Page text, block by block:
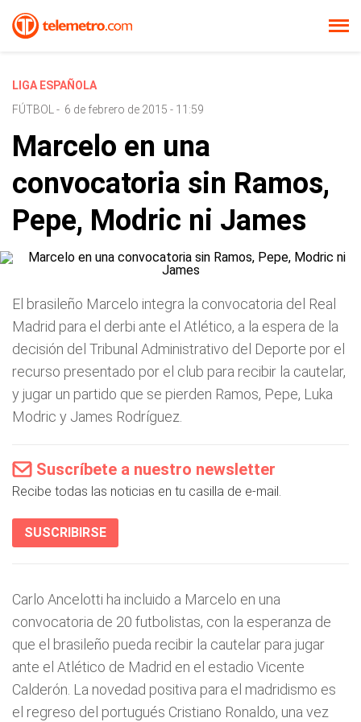
LIGA ESPAÑOLA
FÚTBOL
- 6 de febrero de 2015 - 11:59
Marcelo en una
convocatoria sin Ramos,
Pepe, Modric ni James
El brasileño Marcelo integra la convocatoria del Real
Madrid para el derbi ante el Atlético, a la espera de la
decisión del Tribunal Administrativo del Deporte por el
recurso presentado por el club para recibir la cautelar,
y jugar un partido que se pierden Ramos, Pepe, Luka
Modric y James Rodríguez.
Suscríbete a nuestro newsletter
Recibe todas las noticias en tu casilla de e-mail.
SUSCRIBIRSE
Carlo Ancelotti ha incluido a Marcelo en una
convocatoria de 20 futbolistas, con la esperanza de
que el brasileño pueda recibir la cautelar para jugar
ante el Atlético de Madrid en el estadio Vicente
Calderón. La novedad positiva para el madridismo es
el regreso del portugués Cristiano Ronaldo, una vez